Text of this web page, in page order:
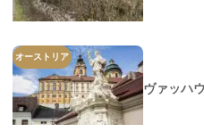
オーストリア
ヴァッハ